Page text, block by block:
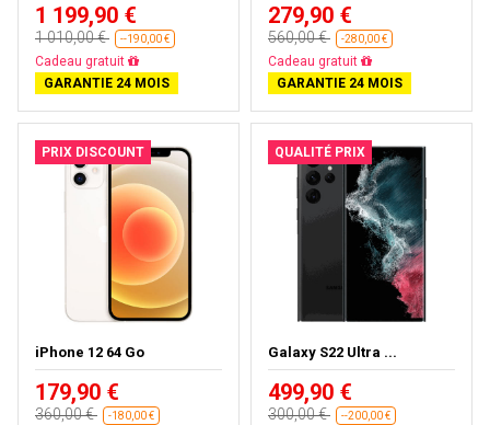
1 199,90 €
1 010,00 € --190,00 €
Presque épuisé
GARANTIE 24 MOIS
279,90 €
560,00 € -280,00 €
Livraison gratuite
GARANTIE 24 MOIS
PRIX DISCOUNT
iPhone 12 64 Go
179,90 €
360,00 € -180,00 €
QUALITÉ PRIX
Galaxy S22 Ultra ...
499,90 €
300,00 € --200,00 €